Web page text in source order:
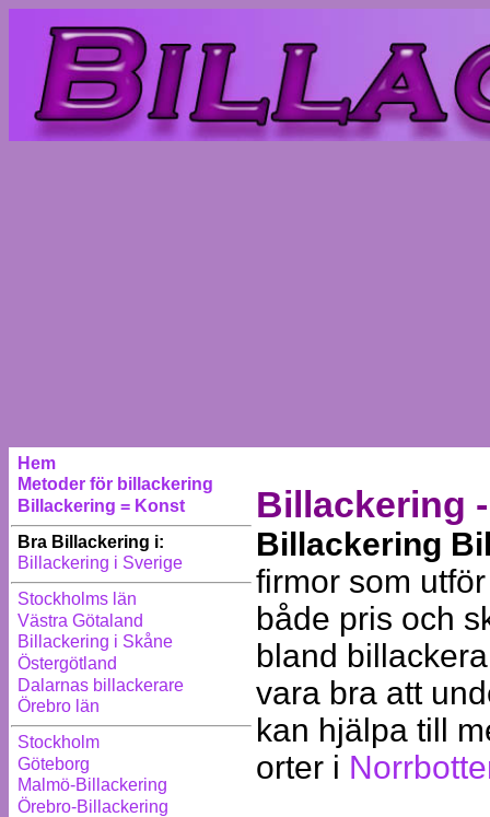
Hem
Metoder för billackering
Billackering = Konst
Bra Billackering i:
Billackering i Sverige
Stockholms län
Västra Götaland
Billackering i Skåne
Östergötland
Dalarnas billackerare
Örebro län
Stockholm
Göteborg
Malmö-Billackering
Örebro-Billackering
Billackering
Billackering
firmor som
både pris och
bland
vara bra att
kan hjälpa till
orter i